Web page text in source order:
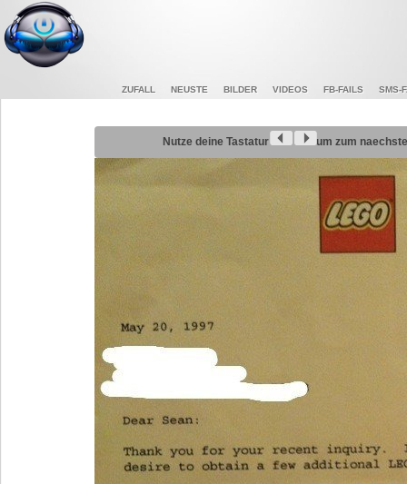
ZUFALL NEUSTE BILDER VIDEOS FB-FAILS SMS-
Nutze deine Tastatur um zum